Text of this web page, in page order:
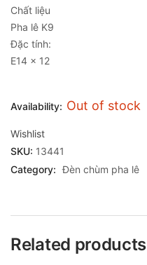
Chất liệu
Pha lê K9
Đặc tính:
E14 x 12
Availability: Out of stock
Wishlist
SKU: 13441
Category: Đèn chùm pha lê
Related products